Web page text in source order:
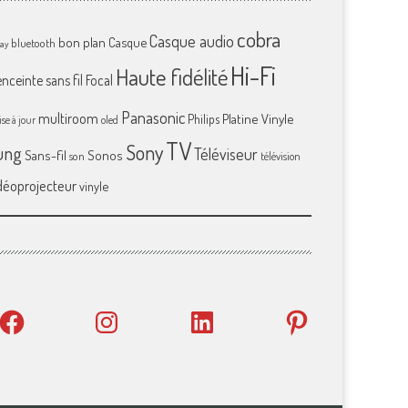
bluetooth bon plan CasqueCasque audio cobra
sans fil Focal Haute fidélitéHi-Fi
à jour multiroom oled Panasonic Philips Platine Vinyle
Sans-fil son Sonos SonyTVTéléviseur télévision
vinyle
Instagram LinkedIn Pinterest